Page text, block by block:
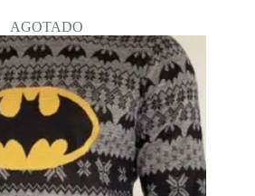
variantes.
Las
opciones
se
pueden
elegir
en
la
página
de
producto
AGOTADO